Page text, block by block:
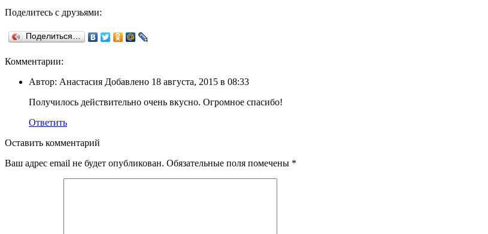
Поделитесь с друзьями:
Поделиться…
Комментарии:
Автор: Анастасия Добавлено 18 августа, 2015 в 08:33
Получилось действительно очень вкусно. Огромное спасибо!
Ответить
Оставить комментарий
Ваш адрес email не будет опубликован. Обязательные поля помечены *